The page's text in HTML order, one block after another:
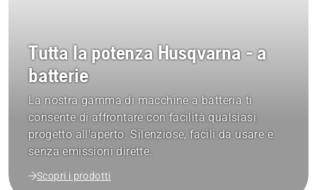
Tutta la potenza Husqvarna - a
batterie
La nostra gamma di macchine a batteria ti
consente di affrontare con facilità qualsiasi
progetto all'aperto. Silenziose, facili da usare e
senza emissioni dirette.
Scopri i prodotti